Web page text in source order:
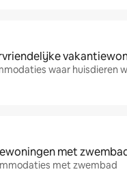
waar huisdieren
met
met zwembad